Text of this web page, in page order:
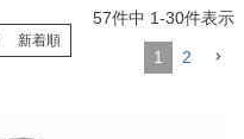
新着順
57件中 1-30件表示
1 2